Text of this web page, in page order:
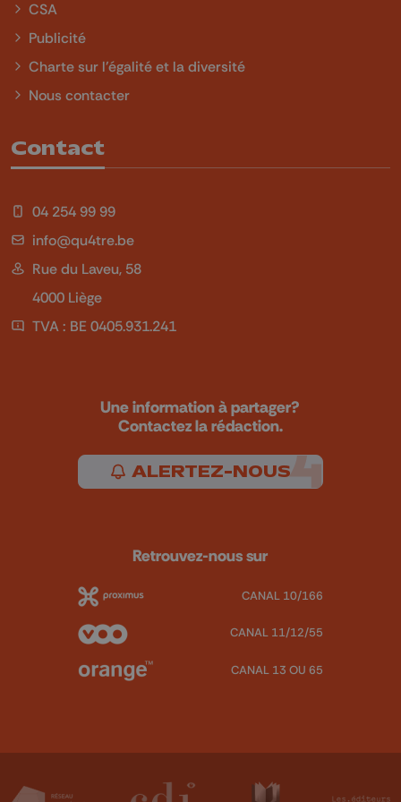
CSA
Publicité
Charte sur l'égalité et la diversité
Nous contacter
Contact
04 254 99 99
info@qu4tre.be
Rue du Laveu, 58
4000 Liège
TVA : BE 0405.931.241
Une information à partager?
Contactez la rédaction.
ALERTEZ-NOUS
Retrouvez-nous sur
CANAL 10/166
CANAL 11/12/55
CANAL 13 OU 65